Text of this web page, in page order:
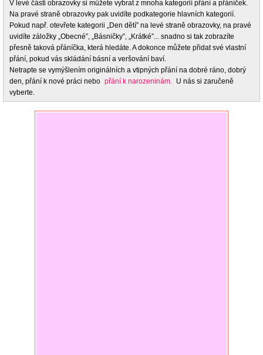
V levé části obrazovky si můžete vybrat z mnoha kategorií přání a přáníček.
Na pravé straně obrazovky pak uvidíte podkategorie hlavních kategorií.
Pokud např. otevřete kategorii „Den dětí” na levé straně obrazovky, na pravé
uvidíte záložky „Obecné”, „Básničky”, „Krátké”... snadno si tak zobrazíte
přesně taková přáníčka, která hledáte. A dokonce můžete přidat své vlastní
přání, pokud vás skládání básní a veršování baví.
Netrapte se vymýšlením originálních a vtipných přání na dobré ráno, dobrý
den, přání k nové práci nebo přání k narozeninám. U nás si zaručeně
vyberte.